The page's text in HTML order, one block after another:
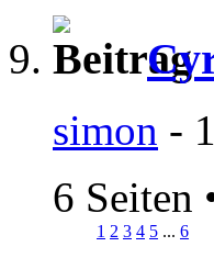
simon -
6 Seiten
1 2 3 4 5 ... 6